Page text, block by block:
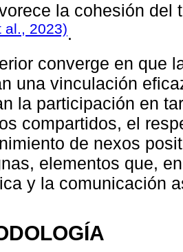
la cohesión del
al., 2023).
converge en que
una vinculación
la participación en
compartidos, el
de nexos
elementos que,
y la comunicación